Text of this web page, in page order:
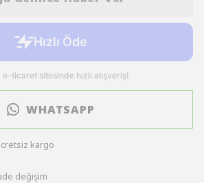
WHATSAPP
kargo
değişim